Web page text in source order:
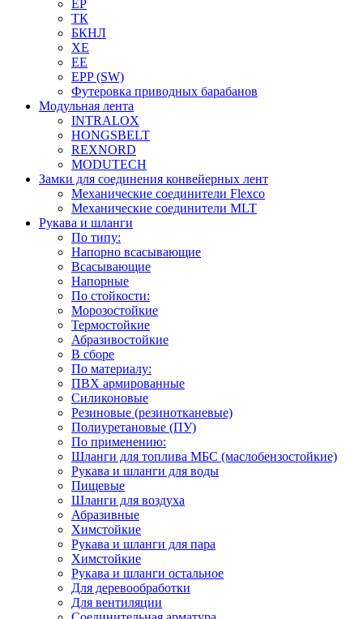
EP
ТК
БКНЛ
XE
EE
EPP (SW)
Футеровка приводных барабанов
Модульная лента
INTRALOX
HONGSBELT
REXNORD
MODUTECH
Замки для соединения конвейерных лент
Механические соединители Flexco
Механические соединители MLT
Рукава и шланги
По типу:
Напорно всасывающие
Всасывающие
Напорные
По стойкости:
Морозостойкие
Термостойкие
Абразивостойкие
В сборе
По материалу:
ПВХ армированные
Силиконовые
Резиновые (резинотканевые)
Полиуретановые (ПУ)
По применению:
Шланги для топлива МБС (маслобензостойкие)
Рукава и шланги для воды
Пищевые
Шланги для воздуха
Абразивные
Химстойкие
Рукава и шланги для пара
Химстойкие
Рукава и шланги остальное
Для деревообработки
Для вентиляции